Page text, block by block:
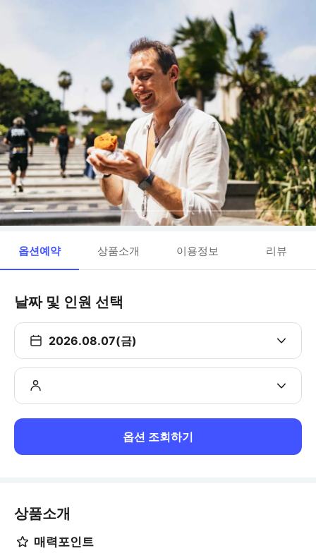
옵션예약 상품소개 이용정보 리뷰
날짜 및 인원 선택
2026.08.07(금)
옵션 조회하기
상품소개
매력포인트